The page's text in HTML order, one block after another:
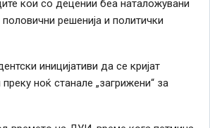
кои со децении беа наталожувани
решенија и политички
иницијативи да се кријат
ноќ станале „загрижени“ за